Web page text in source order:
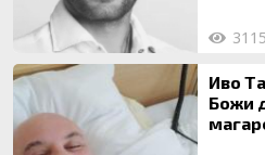
Иво
Божи